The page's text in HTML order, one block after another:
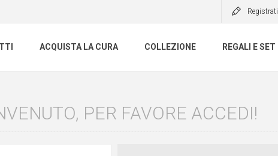
Registrati
ACQUISTA LA CURA COLLEZIONE REGALI E SET
PER FAVORE ACCEDI!